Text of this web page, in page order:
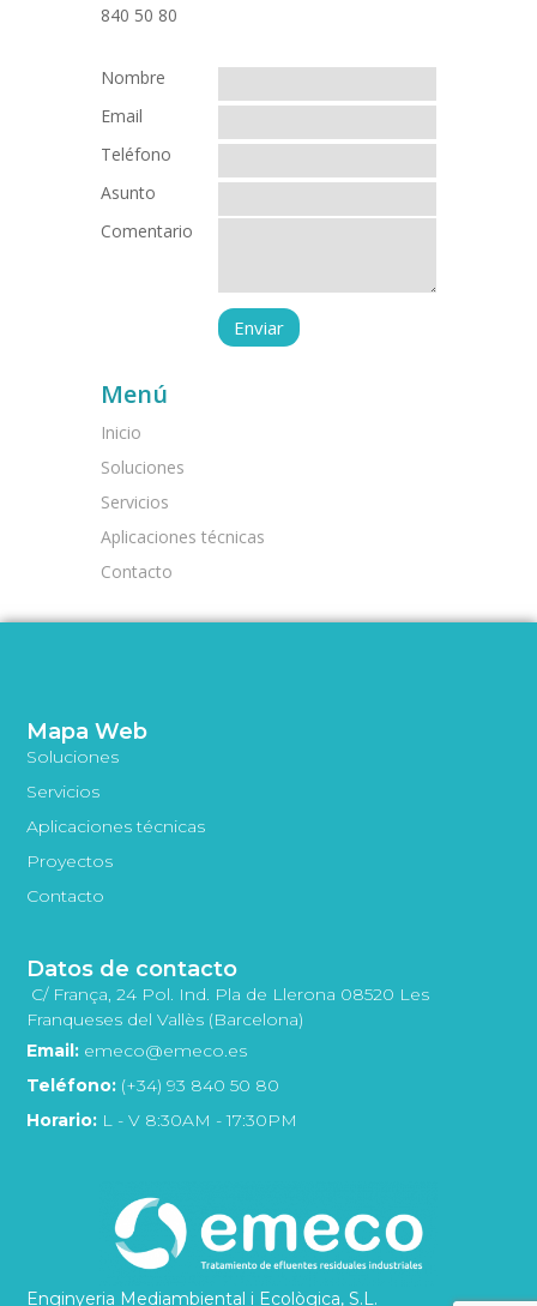
Nombre
Email
Teléfono
Asunto
Comentario
Menú
Inicio
Soluciones
Servicios
Aplicaciones técnicas
Contacto
Enginyeria Mediambiental i Ecològica, S.L.
Mapa Web
Soluciones
Servicios
Aplicaciones técnicas
Proyectos
Contacto
Datos de contacto
C/ França, 24 Pol. Ind. Pla de Llerona 08520 Les
Franqueses del Vallès (Barcelona)
Email: emeco@emeco.es
Teléfono: (+34) 93 840 50 80
Horario: L - V 8:30AM - 17:30PM